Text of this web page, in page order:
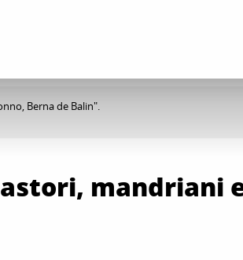
Berna de Balin".
mandriani